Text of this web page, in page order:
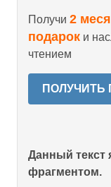
Получи 2
подарок и
чтением
ПОЛУЧИТЬ
Данный текст
фрагментом.